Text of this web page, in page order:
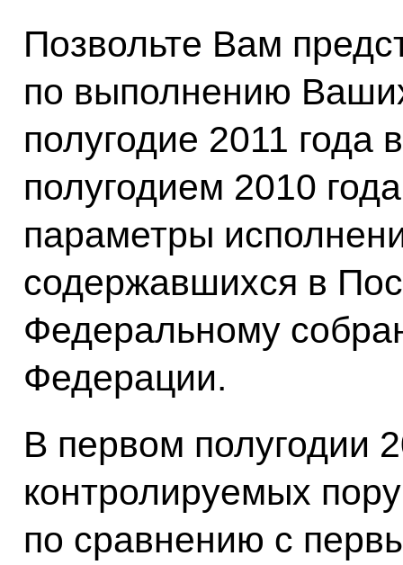
Позвольте Вам
по выполнению
полугодие 2011 года
полугодием 2010
параметры
содержавшихся в
Федеральному
Федерации.
В первом полугодии
контролируемых
по сравнению с